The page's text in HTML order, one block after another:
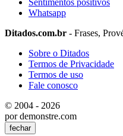
Sentimentos positivos
Whatsapp
Ditados.com.br - Frases,
Sobre o Ditados
Termos de Privacidade
Termos de uso
Fale conosco
© 2004 - 2026
por demonstre.com
fechar